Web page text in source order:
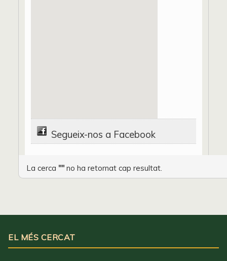
Segueix-nos a Facebook
La cerca "" no ha retornat cap resultat.
EL MÉS CERCAT